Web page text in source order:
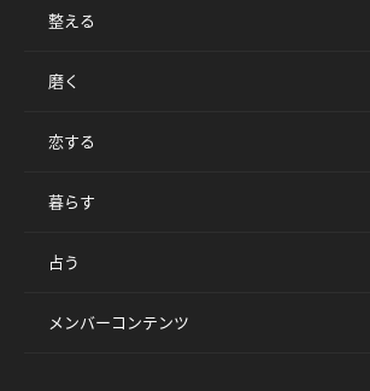
整える
磨く
恋する
暮らす
占う
メンバーコンテンツ